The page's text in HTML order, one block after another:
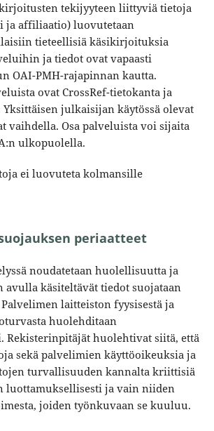
tekijyyteen liittyviä tietoja
ja affiliaatio) luovutetaan
tieteellisiä käsikirjoituksia
ja tiedot ovat vapaasti
OAI-PMH-rajapinnan kautta.
ovat CrossRef-tietokanta ja
julkaisijan käytössä olevat
vaihdella. Osa palveluista voi sijaita
ulkopuolella.
ei luovuteta kolmansille
periaatteet
noudatetaan huolellisuutta ja
avulla käsiteltävät tiedot suojataan
laitteiston fyysisestä ja
huolehditaan
Rekisterinpitäjät huolehtivat siitä, että
sekä palvelimien käyttöoikeuksia ja
turvallisuuden kannalta kriittisiä
luottamuksellisesti ja vain niiden
joiden työnkuvaan se kuuluu.